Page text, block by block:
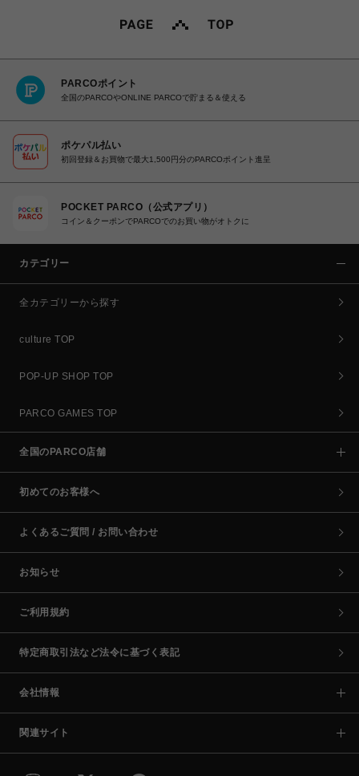
PARCOポイント
全国のPARCOやONLINE PARCOで貯まる＆使える
ポケパル払い
初回登録＆お買物で最大1,500円分のPARCOポイント進呈
POCKET PARCO（公式アプリ）
コイン＆クーポンでPARCOでのお買い物がオトクに
カテゴリー
全カテゴリーから探す
culture TOP
POP-UP SHOP TOP
PARCO GAMES TOP
全国のPARCO店舗
初めてのお客様へ
よくあるご質問 / お問い合わせ
お知らせ
ご利用規約
特定商取引法など法令に基づく表記
会社情報
関連サイト